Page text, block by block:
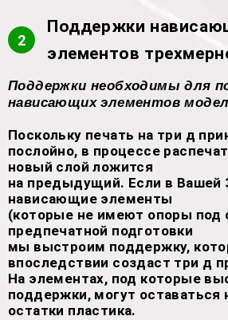
2
Поддержки
элементов
Поддержки необходимы для
нависающих элементов
Поскольку печать на три д
послойно, в процессе
новый слой ложится
на предыдущий. Если в Вашей
нависающие элементы
(которые не имеют опоры под
предпечатной подготовки
мы выстроим поддержку,
впоследствии создаст три д
На элементах, под которые
поддержки, могут оставаться
остатки пластика.